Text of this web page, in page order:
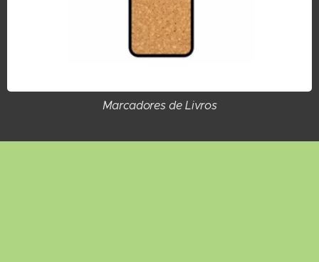
Marcadores de Livros